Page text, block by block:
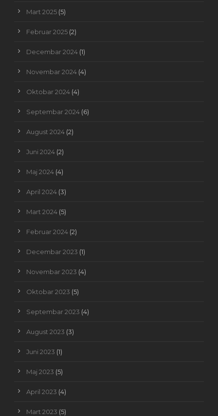
Mart 2025 (5)
Februar 2025 (2)
Decembar 2024 (1)
Novembar 2024 (4)
Oktobar 2024 (4)
Septembar 2024 (6)
August 2024 (2)
Juni 2024 (2)
Maj 2024 (4)
April 2024 (3)
Mart 2024 (5)
Februar 2024 (2)
Decembar 2023 (1)
Novembar 2023 (4)
Oktobar 2023 (5)
Septembar 2023 (4)
August 2023 (3)
Juni 2023 (1)
Maj 2023 (5)
April 2023 (4)
Mart 2023 (5)